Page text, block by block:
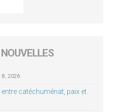
8, 2026
catéchuménat, paix et